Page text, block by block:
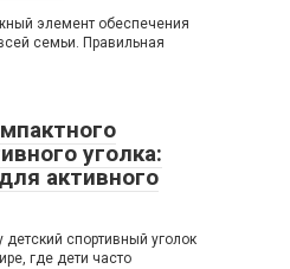
элемент обеспечения
семьи. Правильная
уголка:
активного
спортивный уголок
где дети часто